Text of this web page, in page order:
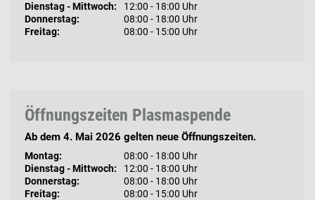
Dienstag - Mittwoch:
12:00 - 18:00 Uhr
Donnerstag:
08:00 - 18:00 Uhr
Freitag:
08:00 - 15:00 Uhr
Öffnungszeiten Plasmaspende
Ab dem 4. Mai 2026 gelten neue Öffnungszeiten.
Montag:
08:00 - 18:00 Uhr
Dienstag - Mittwoch:
12:00 - 18:00 Uhr
Donnerstag:
08:00 - 18:00 Uhr
Freitag:
08:00 - 15:00 Uhr